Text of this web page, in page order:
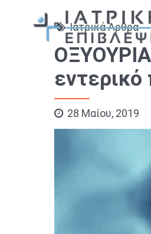
Ιατρικά Άρθρα
εντερικό
28 Μαίου, 2019